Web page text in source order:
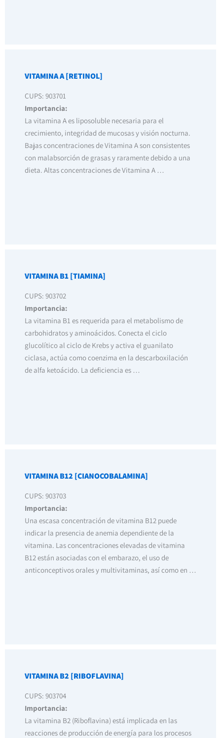
VITAMINA A [RETINOL]
CUPS: 903701
Importancia:
La vitamina A es liposoluble necesaria para el
crecimiento, integridad de mucosas y visión nocturna.
Bajas concentraciones de Vitamina A son consistentes
con malabsorción de grasas y raramente debido a una
dieta. Altas concentraciones de Vitamina A …
VITAMINA B1 [TIAMINA]
CUPS: 903702
Importancia:
La vitamina B1 es requerida para el metabolismo de
carbohidratos y aminoácidos. Conecta el ciclo
glucolítico al ciclo de Krebs y activa el guanilato
ciclasa, actúa como coenzima en la descarboxilación
de alfa ketoácido. La deficiencia es …
VITAMINA B12 [CIANOCOBALAMINA]
CUPS: 903703
Importancia:
Una escasa concentración de vitamina B12 puede
indicar la presencia de anemia dependiente de la
vitamina. Las concentraciones elevadas de vitamina
B12 están asociadas con el embarazo, el uso de
anticonceptivos orales y multivitaminas, así como en …
VITAMINA B2 [RIBOFLAVINA]
CUPS: 903704
Importancia:
La vitamina B2 (Riboflavina) está implicada en las
reacciones de producción de energía para los procesos